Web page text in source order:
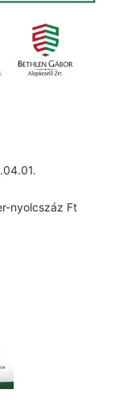
nyolcszáz Ft